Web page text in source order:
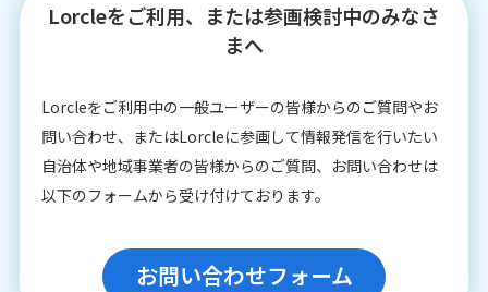
Lorcleをご利用、または参画検討中のみなさ
まへ
Lorcleをご利⽤中の⼀般ユーザーの皆様からのご質問やお
問い合わせ、またはLorcleに参画して情報発信を⾏いたい
⾃治体や地域事業者の皆様からのご質問、お問い合わせは
以下のフォームから受け付けております。
お問い合わせフォーム